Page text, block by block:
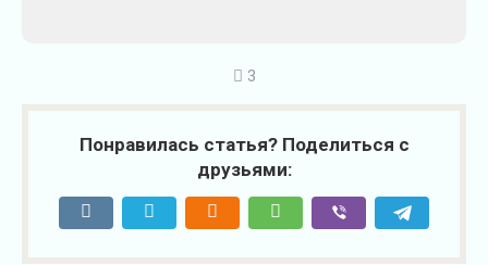
3
Понравилась статья? Поделиться с
друзьями: